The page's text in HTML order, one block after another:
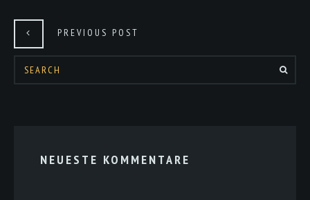
PREVIOUS POST
NEUESTE KOMMENTARE